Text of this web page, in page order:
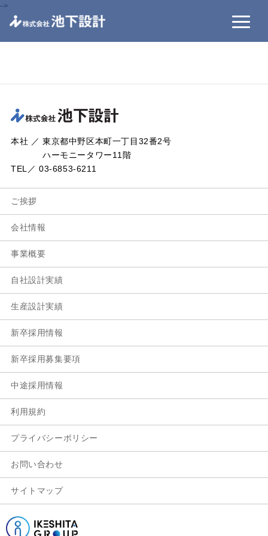
-->
本社 ／ 東京都中野区本町一丁目32番2号
ハーモニータワー11階
TEL／ 03-6853-6211
ご挨拶
会社情報
事業概要
自社設計実績
生産設計実績
新卒採用情報
新卒採用募集要項
中途採用情報
利用規約
プライバシーポリシー
お問い合わせ
サイトマップ